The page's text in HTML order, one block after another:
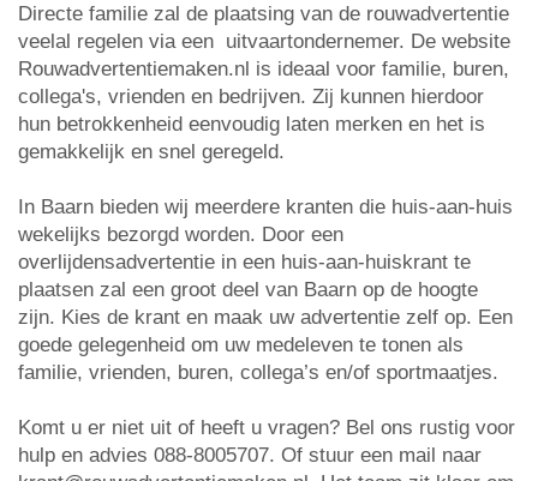
Directe familie zal de plaatsing van de rouwadvertentie
veelal regelen via een uitvaartondernemer. De website
Rouwadvertentiemaken.nl is ideaal voor familie, buren,
collega's, vrienden en bedrijven. Zij kunnen hierdoor
hun betrokkenheid eenvoudig laten merken en het is
gemakkelijk en snel geregeld.
In Baarn bieden wij meerdere kranten die huis-aan-huis
wekelijks bezorgd worden. Door een
overlijdensadvertentie in een huis-aan-huiskrant te
plaatsen zal een groot deel van Baarn op de hoogte
zijn. Kies de krant en maak uw advertentie zelf op. Een
goede gelegenheid om uw medeleven te tonen als
familie, vrienden, buren, collega’s en/of sportmaatjes.
Komt u er niet uit of heeft u vragen? Bel ons rustig voor
hulp en advies 088-8005707. Of stuur een mail naar